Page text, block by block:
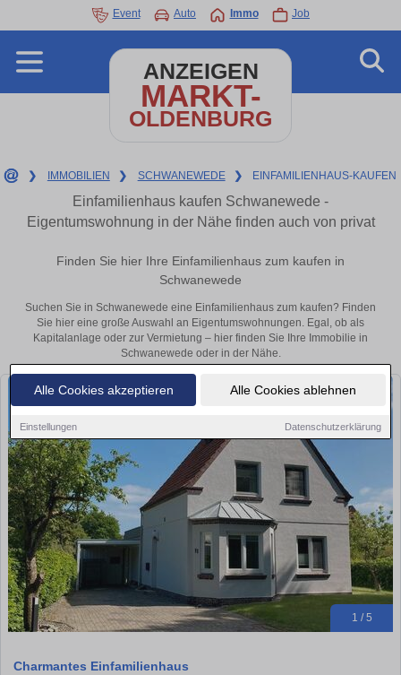
Alle Cookies akzeptieren Alle Cookies ablehnen
Einstellungen Datenschutzerklärung
Event Auto Immo Job
ANZEIGEN
MARKT-
OLDENBURG
❯ IMMOBILIEN ❯ SCHWANEWEDE ❯ EINFAMILIENHAUS-KAUFEN
Einfamilienhaus kaufen Schwanewede -
Eigentumswohnung in der Nähe finden auch von privat
Finden Sie hier Ihre Einfamilienhaus zum kaufen in
Schwanewede
Suchen Sie in Schwanewede eine Einfamilienhaus zum kaufen? Finden
Sie hier eine große Auswahl an Eigentumswohnungen. Egal, ob als
Kapitalanlage oder zur Vermietung – hier finden Sie Ihre Immobilie in
Schwanewede oder in der Nähe.
1 / 5
Charmantes Einfamilienhaus